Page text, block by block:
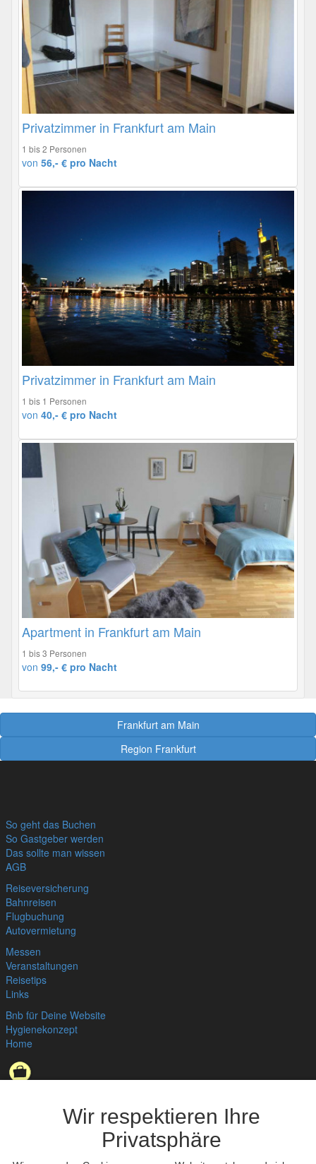
Wir respektieren Ihre
Privatsphäre
Privatzimmer in Frankfurt am Main
1 bis 2 Personen
von 56,- € pro Nacht
Privatzimmer in Frankfurt am Main
1 bis 1 Personen
von 40,- € pro Nacht
Apartment in Frankfurt am Main
1 bis 3 Personen
von 99,- € pro Nacht
Frankfurt am Main
Region Frankfurt
So geht das Buchen
So Gastgeber werden
Das sollte man wissen
AGB
Reiseversicherung
Bahnreisen
Flugbuchung
Autovermietung
Messen
Veranstaltungen
Reisetips
Links
Bnb für Deine Website
Hygienekonzept
Home